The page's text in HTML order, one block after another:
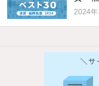
2024年
他の人はこんな条件で